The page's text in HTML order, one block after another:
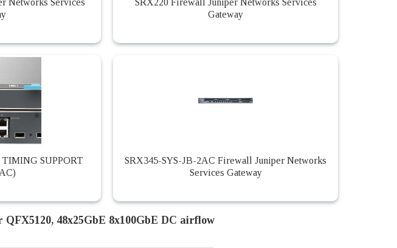
Networks Services
SRX220 Firewall Juniper Networks Services
Gateway
SUPPORT
SRX345-SYS-JB-2AC Firewall Juniper Networks
Services Gateway
48x25GbE 8x100GbE DC airflow